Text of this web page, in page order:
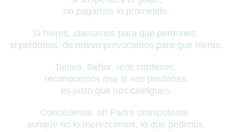
no pagamos lo prometido.
Si hieres, clamamos para que perdones;
si perdonas, de nuevo provocamos para que hieras.
Tienes, Señor, reos confesos;
reconocemos que si nos perdonas,
es justo que nos castigues.
Concédenos, oh Padre omnipotente,
aunque no lo merezcamos, lo que pedimos,